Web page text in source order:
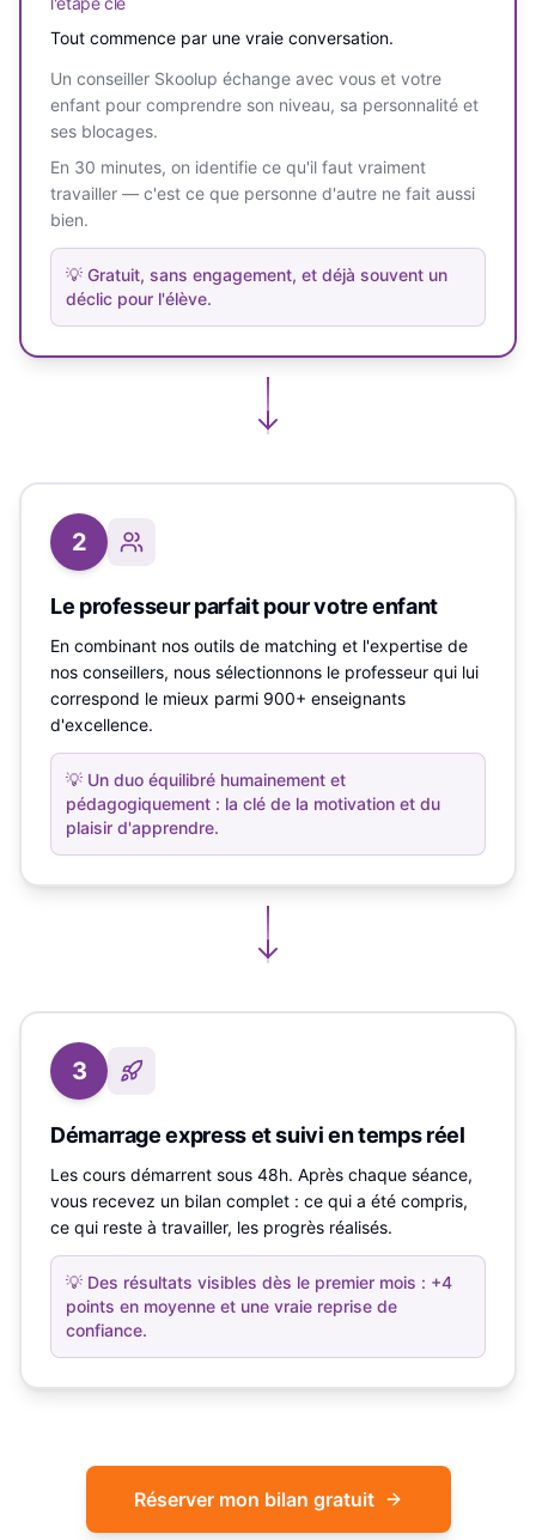
Tout commence par une vraie conversation.
Un conseiller Skoolup échange avec vous et votre
enfant pour comprendre son niveau, sa personnalité et
ses blocages.
En 30 minutes, on identifie ce qu'il faut vraiment
travailler — c'est ce que personne d'autre ne fait aussi
bien.
💡 Gratuit, sans engagement, et déjà souvent un
déclic pour l'élève.
2
Le professeur parfait pour votre enfant
En combinant nos outils de matching et l'expertise de
nos conseillers, nous sélectionnons le professeur qui lui
correspond le mieux parmi 900+ enseignants
d'excellence.
💡 Un duo équilibré humainement et
pédagogiquement : la clé de la motivation et du
plaisir d'apprendre.
3
Démarrage express et suivi en temps réel
Les cours démarrent sous 48h. Après chaque séance,
vous recevez un bilan complet : ce qui a été compris,
ce qui reste à travailler, les progrès réalisés.
💡 Des résultats visibles dès le premier mois : +4
points en moyenne et une vraie reprise de
confiance.
Réserver mon bilan gratuit